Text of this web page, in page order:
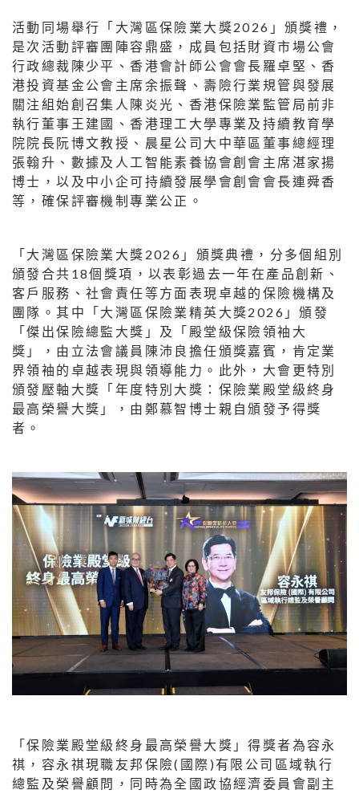
活動同場舉行「大灣區保險業大獎2026」頒獎禮，
是次活動評審團陣容鼎盛，成員包括財資市場公會
行政總裁陳少平、香港會計師公會會長羅卓堅、香
港投資基金公會主席余振聲、壽險行業規管與發展
關注組始創召集人陳炎光、香港保險業監管局前非
執行董事王建國、香港理工大學專業及持續教育學
院院長阮博文教授、晨星公司大中華區董事總經理
張翰升、數據及人工智能素養協會創會主席湛家揚
博士，以及中小企可持續發展學會創會會長連舜香
等，確保評審機制專業公正。
「大灣區保險業大獎2026」頒獎典禮，分多個組別
頒發合共18個獎項，以表彰過去一年在產品創新、
客戶服務、社會責任等方面表現卓越的保險機構及
團隊。其中「大灣區保險業精英大獎2026」頒發
「傑出保險總監大獎」及「殿堂級保險領袖大
獎」，由立法會議員陳沛良擔任頒獎嘉賓，肯定業
界領袖的卓越表現與領導能力。此外，大會更特別
頒發壓軸大獎「年度特別大獎：保險業殿堂級終身
最高榮譽大獎」，由鄭慕智博士親自頒發予得獎
者。
「保險業殿堂級終身最高榮譽大獎」得獎者為容永
祺，容永祺現職友邦保險(國際)有限公司區域執行
總監及榮譽顧問，同時為全國政協經濟委員會副主